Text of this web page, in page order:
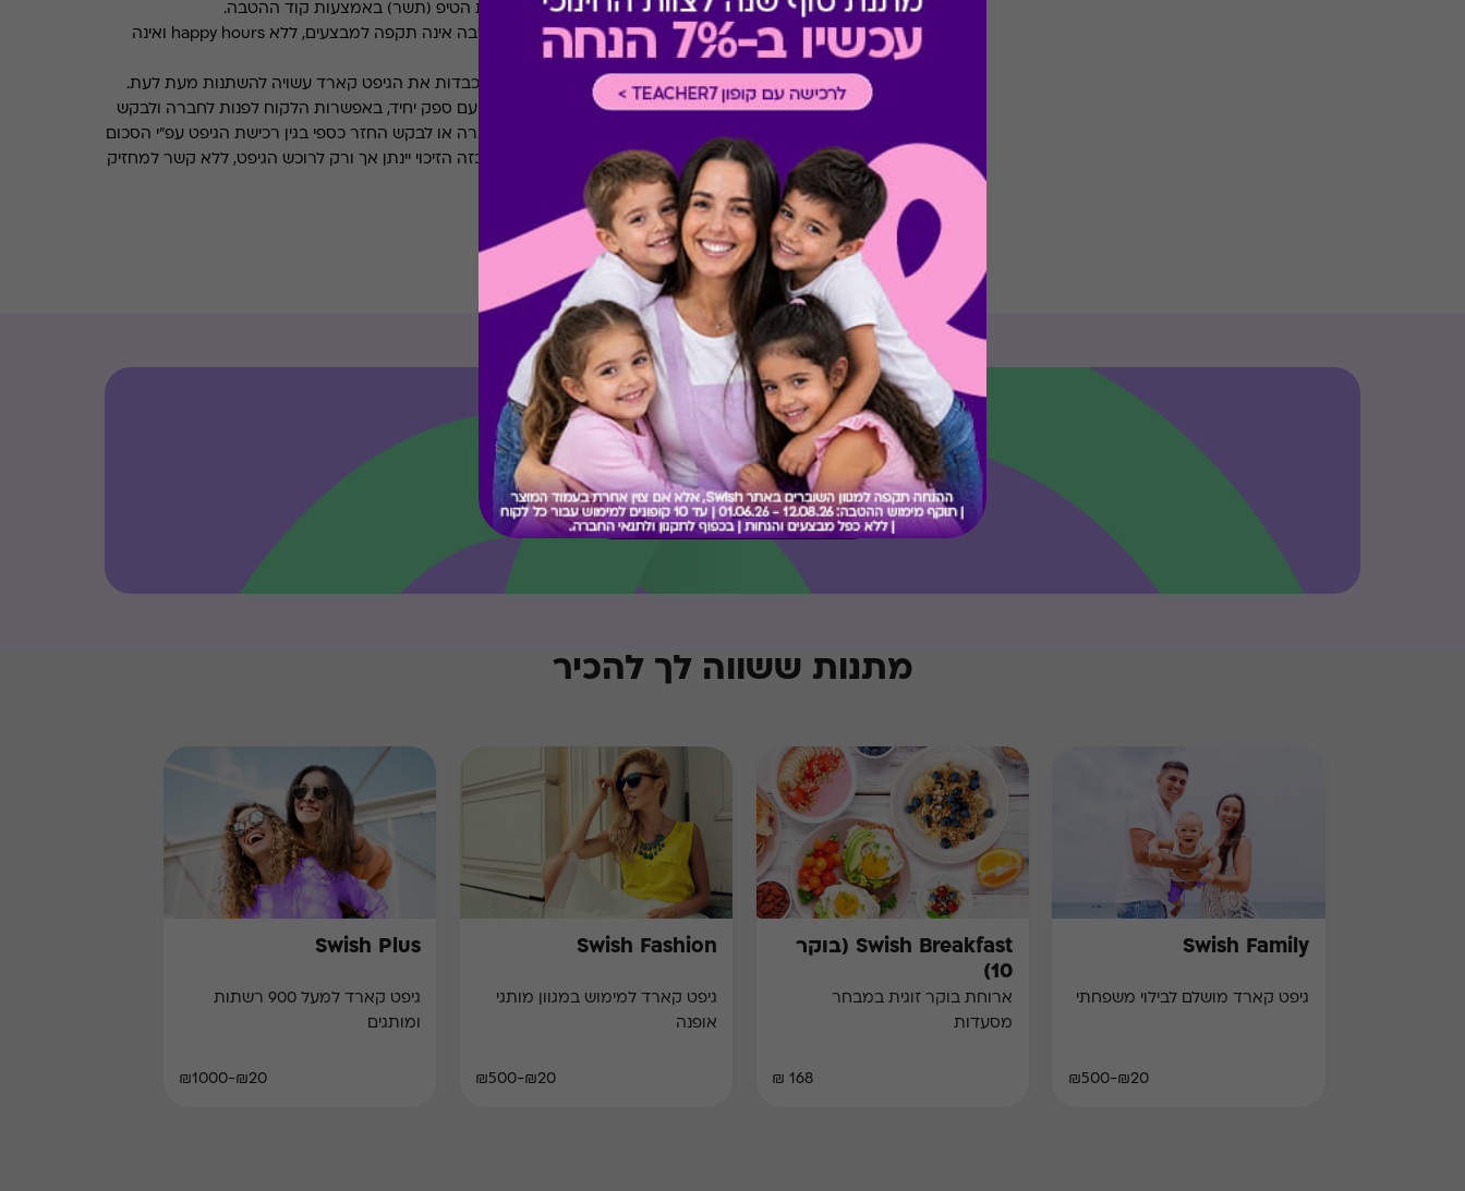
תשלום תשר-לא ניתן לשלם את הטיפ (תשר) באמצעות קוד ההטבה.
מבצעים במסעדות/יקבים
ההטבה אינה תקפה למבצעים, ללא happy hours ואינה
כוללת 10% הנחה לתושבי אילת
* מבוהר כי רשימת הספקים המכבדות את הגיפט קארד עשויה להשתנות מעת לעת.
* במקרה של ירידת ספק מגיפט עם ספק יחיד, באפשרות הלקוח לפנות לחברה ולבקש
כרטיס חלופי ממגוון כרטיסי החברה או לבקש החזר כספי בגין רכישת הגיפט עפ"י הסכום
ששולם בפועל לחברה (במקרה כזה הזיכוי יינתן אך ורק לרוכש הגיפט, ללא קשר למחזיק
הגיפט בפועל).
קיבלת מתנה כזו?
בירור יתרה בכרטיס
מתנות ששווה לך להכיר
Swish Family
גיפט קארד מושלם לבילוי משפחתי
₪20-₪500
Swish Breakfast (בוקר
10)
ארוחת בוקר זוגית במבחר
מסעדות
168 ₪
Swish Fashion
גיפט קארד למימוש במגוון מותגי
אופנה
₪20-₪500
Swish Plus
גיפט קארד למעל 900 רשתות
ומותגים
₪20-₪1000